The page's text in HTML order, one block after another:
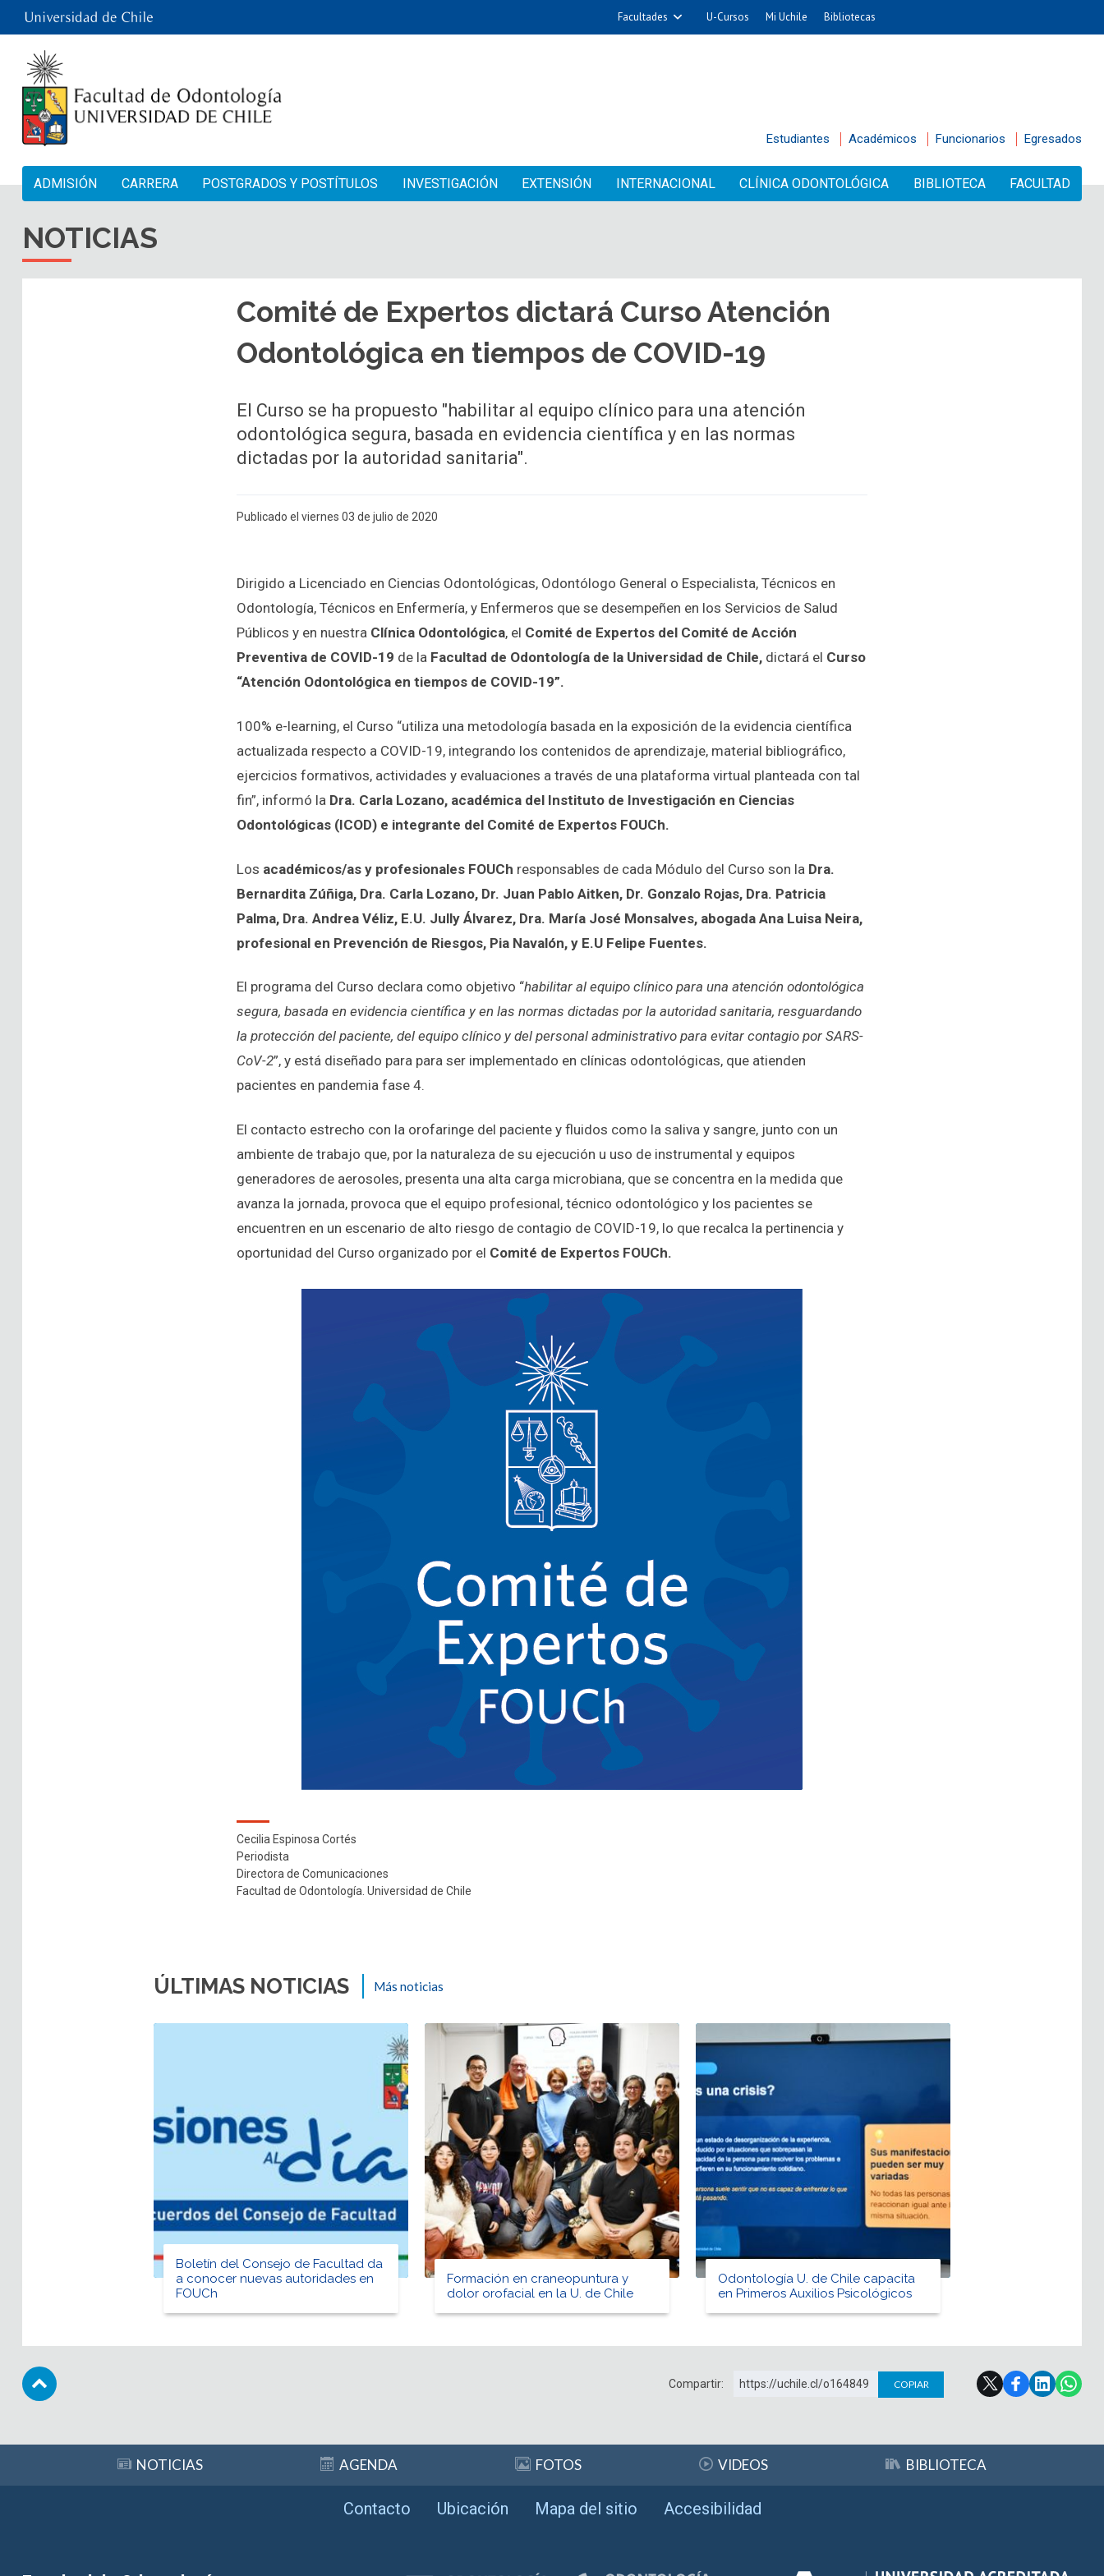
Facultades U-Cursos Mi Uchile Bibliotecas
Estudiantes Académicos Funcionarios Egresados
ADMISIÓN CARRERA POSTGRADOS Y POSTÍTULOS INVESTIGACIÓN EXTENSIÓN INTERNACIONAL CLÍNICA ODONTOLÓGICA BIBLIOTECA FACULTAD
NOTICIAS
Comité de Expertos dictará Curso Atención
Odontológica en tiempos de COVID-19
El Curso se ha propuesto "habilitar al equipo clínico para una atención
odontológica segura, basada en evidencia científica y en las normas
dictadas por la autoridad sanitaria".
Publicado el viernes 03 de julio de 2020
Dirigido a Licenciado en Ciencias Odontológicas, Odontólogo General o Especialista, Técnicos en
Odontología, Técnicos en Enfermería, y Enfermeros que se desempeñen en los Servicios de Salud
Públicos y en nuestra Clínica Odontológica, el Comité de Expertos del Comité de Acción
Preventiva de COVID-19 de la Facultad de Odontología de la Universidad de Chile, dictará el Curso
“Atención Odontológica en tiempos de COVID-19”.
100% e-learning, el Curso “utiliza una metodología basada en la exposición de la evidencia científica
actualizada respecto a COVID-19, integrando los contenidos de aprendizaje, material bibliográfico,
ejercicios formativos, actividades y evaluaciones a través de una plataforma virtual planteada con tal
fin”, informó la Dra. Carla Lozano, académica del Instituto de Investigación en Ciencias
Odontológicas (ICOD) e integrante del Comité de Expertos FOUCh.
Los académicos/as y profesionales FOUCh responsables de cada Módulo del Curso son la Dra.
Bernardita Zúñiga, Dra. Carla Lozano, Dr. Juan Pablo Aitken, Dr. Gonzalo Rojas, Dra. Patricia
Palma, Dra. Andrea Véliz, E.U. Jully Álvarez, Dra. María José Monsalves, abogada Ana Luisa Neira,
profesional en Prevención de Riesgos, Pia Navalón, y E.U Felipe Fuentes.
El programa del Curso declara como objetivo “habilitar al equipo clínico para una atención odontológica
segura, basada en evidencia científica y en las normas dictadas por la autoridad sanitaria, resguardando
la protección del paciente, del equipo clínico y del personal administrativo para evitar contagio por SARS-
CoV-2”, y está diseñado para para ser implementado en clínicas odontológicas, que atienden
pacientes en pandemia fase 4.
El contacto estrecho con la orofaringe del paciente y fluidos como la saliva y sangre, junto con un
ambiente de trabajo que, por la naturaleza de su ejecución u uso de instrumental y equipos
generadores de aerosoles, presenta una alta carga microbiana, que se concentra en la medida que
avanza la jornada, provoca que el equipo profesional, técnico odontológico y los pacientes se
encuentren en un escenario de alto riesgo de contagio de COVID-19, lo que recalca la pertinencia y
oportunidad del Curso organizado por el Comité de Expertos FOUCh.
Cecilia Espinosa Cortés
Periodista
Directora de Comunicaciones
Facultad de Odontología. Universidad de Chile
ÚLTIMAS NOTICIAS Más noticias
Boletín del Consejo de Facultad da
a conocer nuevas autoridades en
FOUCh
Formación en craneopuntura y
dolor orofacial en la U. de Chile
Odontología U. de Chile capacita
en Primeros Auxilios Psicológicos
Compartir: https://uchile.cl/o164849 COPIAR
NOTICIAS AGENDA FOTOS VIDEOS BIBLIOTECA
Contacto Ubicación Mapa del sitio Accesibilidad